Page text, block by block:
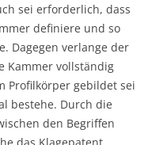
sei erforderlich, dass
definiere und so
Dagegen verlange der
Kammer vollständig
Profilkörper gebildet sei
bestehe. Durch die
den Begriffen
das Klagepatent